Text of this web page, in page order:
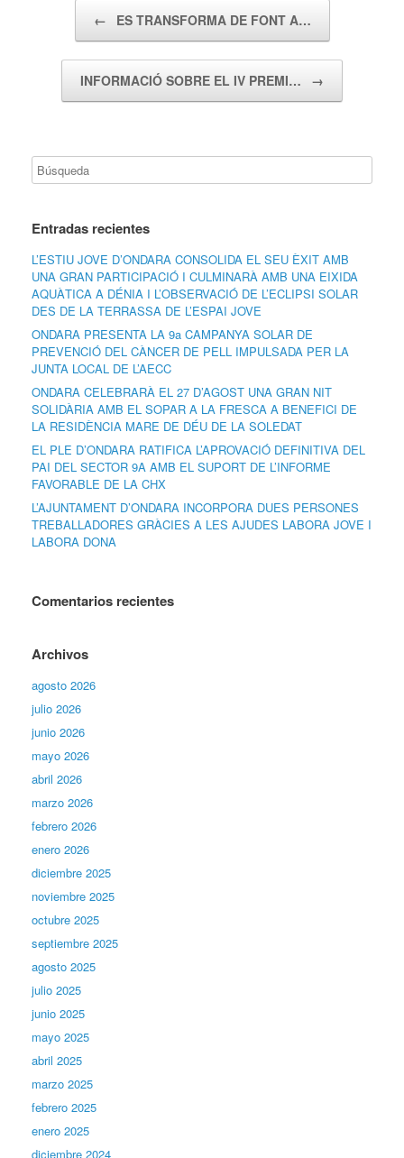
← ES TRANSFORMA DE FONT A…
INFORMACIÓ SOBRE EL IV PREMI… →
Entradas recientes
L’ESTIU JOVE D’ONDARA CONSOLIDA EL SEU ÈXIT AMB
UNA GRAN PARTICIPACIÓ I CULMINARÀ AMB UNA EIXIDA
AQUÀTICA A DÉNIA I L’OBSERVACIÓ DE L’ECLIPSI SOLAR
DES DE LA TERRASSA DE L’ESPAI JOVE
ONDARA PRESENTA LA 9a CAMPANYA SOLAR DE
PREVENCIÓ DEL CÀNCER DE PELL IMPULSADA PER LA
JUNTA LOCAL DE L’AECC
ONDARA CELEBRARÀ EL 27 D’AGOST UNA GRAN NIT
SOLIDÀRIA AMB EL SOPAR A LA FRESCA A BENEFICI DE
LA RESIDÈNCIA MARE DE DÉU DE LA SOLEDAT
EL PLE D’ONDARA RATIFICA L’APROVACIÓ DEFINITIVA DEL
PAI DEL SECTOR 9A AMB EL SUPORT DE L’INFORME
FAVORABLE DE LA CHX
L’AJUNTAMENT D’ONDARA INCORPORA DUES PERSONES
TREBALLADORES GRÀCIES A LES AJUDES LABORA JOVE I
LABORA DONA
Comentarios recientes
Archivos
agosto 2026
julio 2026
junio 2026
mayo 2026
abril 2026
marzo 2026
febrero 2026
enero 2026
diciembre 2025
noviembre 2025
octubre 2025
septiembre 2025
agosto 2025
julio 2025
junio 2025
mayo 2025
abril 2025
marzo 2025
febrero 2025
enero 2025
diciembre 2024